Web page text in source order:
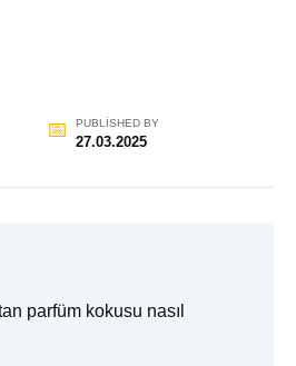
PUBLISHED BY
27.03.2025
parfüm kokusu nasıl